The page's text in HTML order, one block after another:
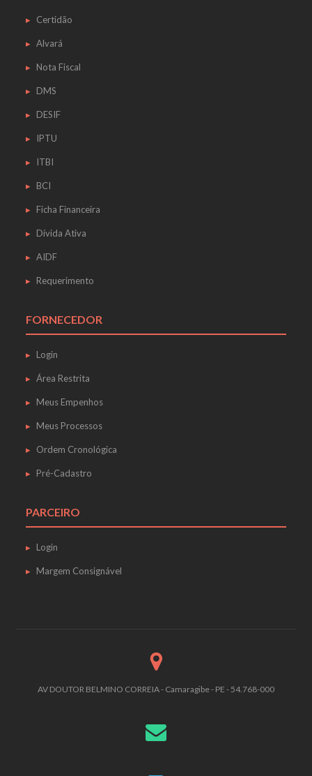
Certidão
Alvará
Nota Fiscal
DMS
DESIF
IPTU
ITBI
BCI
Ficha Financeira
Dívida Ativa
AIDF
Requerimento
FORNECEDOR
Login
Área Restrita
Meus Empenhos
Meus Processos
Ordem Cronológica
Pré-Cadastro
PARCEIRO
Login
Margem Consignável
AV DOUTOR BELMINO CORREIA - Camaragibe - PE - 54.768-000